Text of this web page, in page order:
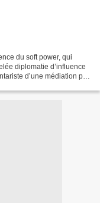
du soft power, qui
diplomatie d’influence
d’une médiation par